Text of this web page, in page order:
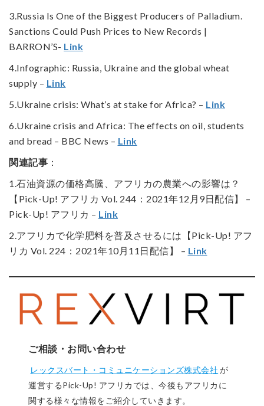
3.Russia Is One of the Biggest Producers of Palladium.
Sanctions Could Push Prices to New Records |
BARRON’S- Link
4.Infographic: Russia, Ukraine and the global wheat
supply – Link
5.Ukraine crisis: What’s at stake for Africa? – Link
6.Ukraine crisis and Africa: The effects on oil, students
and bread – BBC News – Link
関連記事 ：
1.石油資源の価格高騰、アフリカの農業への影響は？
【Pick-Up! アフリカ Vol. 244：2021年12月9日配信】 –
Pick-Up! アフリカ – Link
2.アフリカで化学肥料を普及させるには【Pick-Up! アフ
リカ Vol. 224：2021年10月11日配信】 – Link
ご相談・お問い合わせ
レックスバート・コミュニケーションズ株式会社 が
運営するPick-Up! アフリカでは、今後もアフリカに
関する様々な情報をご紹介していきます。